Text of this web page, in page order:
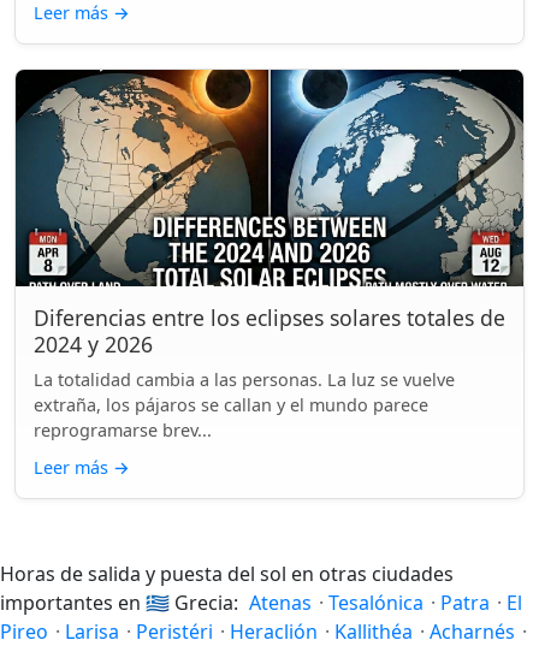
Leer más →
Diferencias entre los eclipses solares totales de
2024 y 2026
La totalidad cambia a las personas. La luz se vuelve
extraña, los pájaros se callan y el mundo parece
reprogramarse brev...
Leer más →
Horas de salida y puesta del sol en otras ciudades
importantes en 🇬🇷 Grecia: Atenas · Tesalónica · Patra · El
Pireo · Larisa · Peristéri · Heraclión · Kallithéa · Acharnés ·